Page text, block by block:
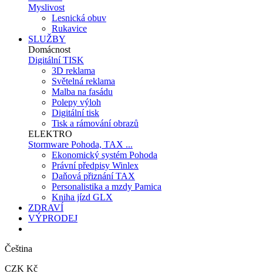
Myslivost
Lesnická obuv
Rukavice
SLUŽBY
Domácnost
Digitální TISK
3D reklama
Světelná reklama
Malba na fasádu
Polepy výloh
Digitální tisk
Tisk a rámování obrazů
ELEKTRO
Stormware Pohoda, TAX ...
Ekonomický systém Pohoda
Právní předpisy Winlex
Daňová přiznání TAX
Personalistika a mzdy Pamica
Kniha jízd GLX
ZDRAVÍ
VÝPRODEJ
Čeština
CZK Kč